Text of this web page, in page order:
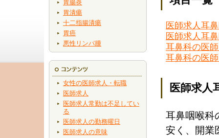
胃腸炎
胃潰瘍
十二指腸潰瘍
胃癌
悪性リンパ腫
女性の医師求人・転職
医師求人
医師求人常勤は不足してい
る
医師求人の勤務曜日
医師求人の意味
医師求人耳
医師求人耳
耳鼻科の医
耳鼻科の医
医師求人
耳鼻咽喉科
安く、開業